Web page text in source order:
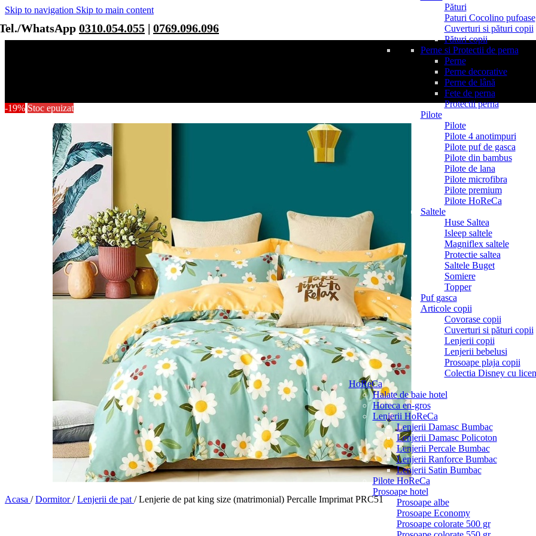
Skip to navigation Skip to main content
WhatsApp 0310.054.055 | 0769.096.096
Pături
Paturi Cocolino pufoase
Cuverturi si pături copii
Pături copii
Perne si Protectii de perna
Perne
Perne decorative
Perne de lână
Fete de perna
Protectii perna
Pilote
Pilote
Pilote 4 anotimpuri
Pilote puf de gasca
Pilote din bambus
Pilote de lana
Pilote microfibra
Pilote premium
Pilote HoReCa
Saltele
Huse Saltea
Isleep saltele
Magniflex saltele
Protectie saltea
Saltele Buget
Somiere
Topper
Puf gasca
Articole copii
Covorase copii
Cuverturi si pături copii
Lenjerii copii
Lenjerii bebelusi
Prosoape plaja copii
Colectia Disney cu
HoReCa
Halate de baie hotel
Horeca en-gros
Lenjerii HoReCa
Lenjerii Damasc Bumbac
Lenjerii Damasc Policoton
Lenjerii Percale Bumbac
Lenjerii Ranforce Bumbac
Lenjerii Satin Bumbac
Pilote HoReCa
Prosoape hotel
Prosoape albe
Prosoape Economy
Prosoape colorate 500 gr
-19% Stoc epuizat
Acasa / Dormitor/ Lenjerii de pat / Lenjerie de pat king size (matrimonial) Percalle Imprimat PRC51